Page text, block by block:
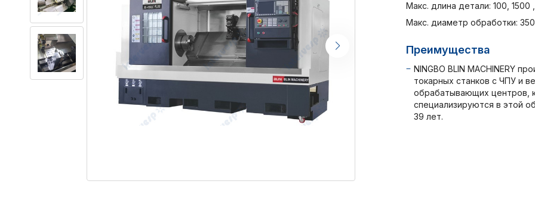
Макс. длина детали: 100, 1500
Макс. диаметр обработки:
Преимущества
NINGBO BLIN MACHINERY
токарных станков с ЧПУ и
обрабатывающих центров,
специализируются в этой
39 лет.